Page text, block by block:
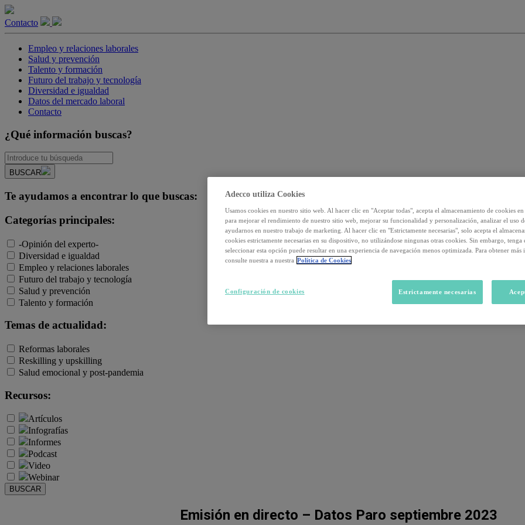
Contacto
Empleo y relaciones laborales
Salud y prevención
Talento y formación
Futuro del trabajo y tecnología
Diversidad e igualdad
Datos del mercado laboral
Contacto
¿Qué información buscas?
BUSCAR
Te ayudamos a encontrar lo que buscas:
Categorías principales:
-Opinión del experto-
Diversidad e igualdad
Empleo y relaciones laborales
Futuro del trabajo y tecnología
Salud y prevención
Talento y formación
Temas de actualidad:
Reformas laborales
Reskilling y upskilling
Salud emocional y post-pandemia
Recursos:
Artículos
Infografías
Informes
Podcast
Video
Webinar
BUSCAR
Emisión en directo – Datos Paro septiembre 2023
Adecco utiliza Cookies
Usamos cookies en nuestro sitio web. Al hacer clic en "Aceptar todas", acepta el almacenamiento de cookies
para mejorar el rendimiento de nuestro sitio web, mejorar su funcionalidad y personalización, analizar el uso
ayudarnos en nuestro trabajo de marketing. Al hacer clic en "Estrictamente necesarias", solo acepta el
cookies estrictamente necesarias en su dispositivo, no utilizándose ningunas otras cookies. Sin embargo, tenga
seleccionar esta opción puede resultar en una experiencia de navegación menos optimizada. Para obtener más
consulte nuestra a nuestra Política de Cookies
Estrictamente necesarias
Configuración de cookies